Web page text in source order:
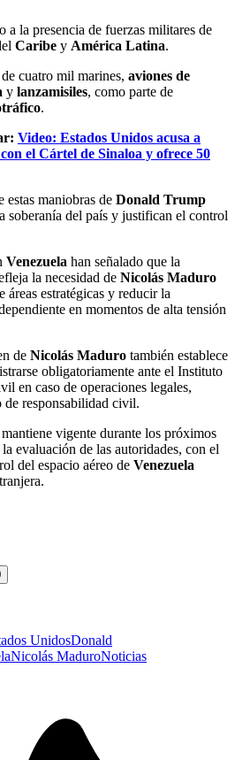
a la presencia de fuerzas militares de
Caribe y América Latina.
cuatro mil marines, aviones de
y lanzamisiles, como parte de
.
Video: Estados Unidos acusa a
el Cártel de Sinaloa y ofrece 50
estas maniobras de Donald Trump
soberanía del país y justifican el control
Venezuela han señalado que la
la necesidad de Nicolás Maduro
áreas estratégicas y reducir la
en momentos de alta tensión
de Nicolás Maduro también establece
obligatoriamente ante el Instituto
en caso de operaciones legales,
responsabilidad civil.
mantiene vigente durante los próximos
evaluación de las autoridades, con el
del espacio aéreo de Venezuela
UnidosDonald
Nicolás MaduroNoticias